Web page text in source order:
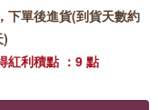
下單後進貨(到貨天數約
)
紅利積點 ：9 點